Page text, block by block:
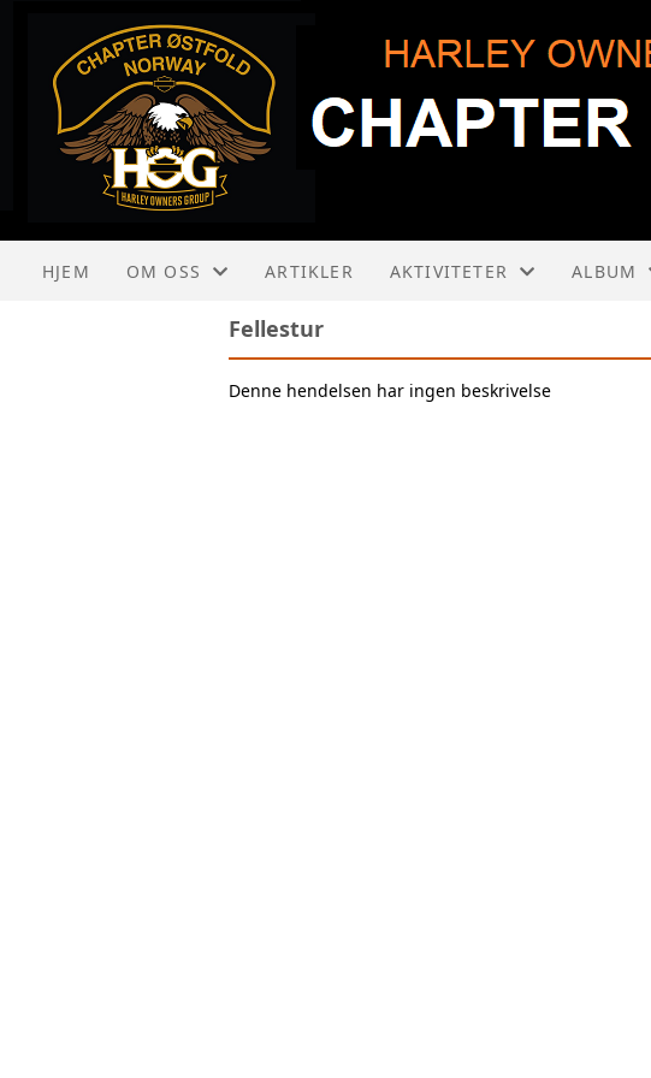
HJEM OM OSS
OM HARLEY-DAVIDSON
ARTIKLER AKTIVITETER
LISTE
ALBUM
Fellestur
Denne hendelsen har ingen beskrivelse